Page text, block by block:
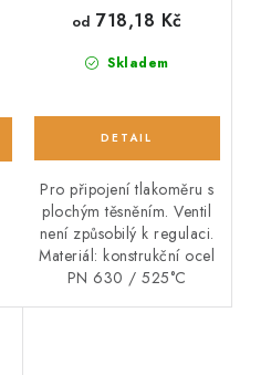
Skladem
od 718,18 Kč
Pro připojení tlakoměru s
plochým těsněním. Ventil
není způsobilý k regulaci.
Materiál: konstrukční ocel
PN 630 / 525°C